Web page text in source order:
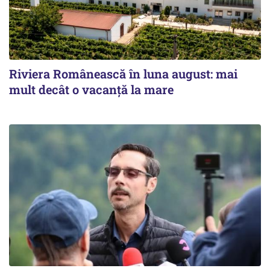
Riviera Românească în luna august: mai
mult decât o vacanță la mare